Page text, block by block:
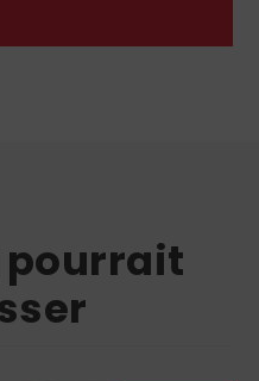
pourrait